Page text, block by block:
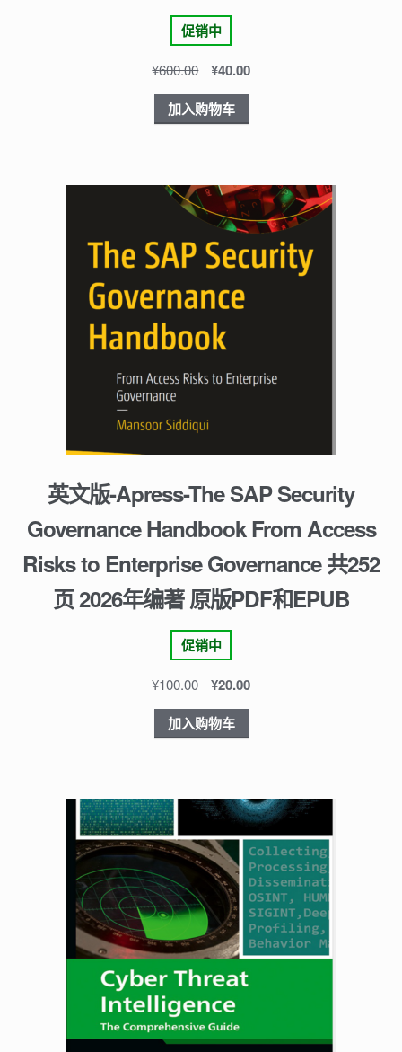
促销中
¥600.00 ¥40.00
加入购物车
英文版-Apress-The SAP Security
Governance Handbook From Access
Risks to Enterprise Governance 共252
页 2026年编著 原版PDF和EPUB
促销中
¥100.00 ¥20.00
加入购物车